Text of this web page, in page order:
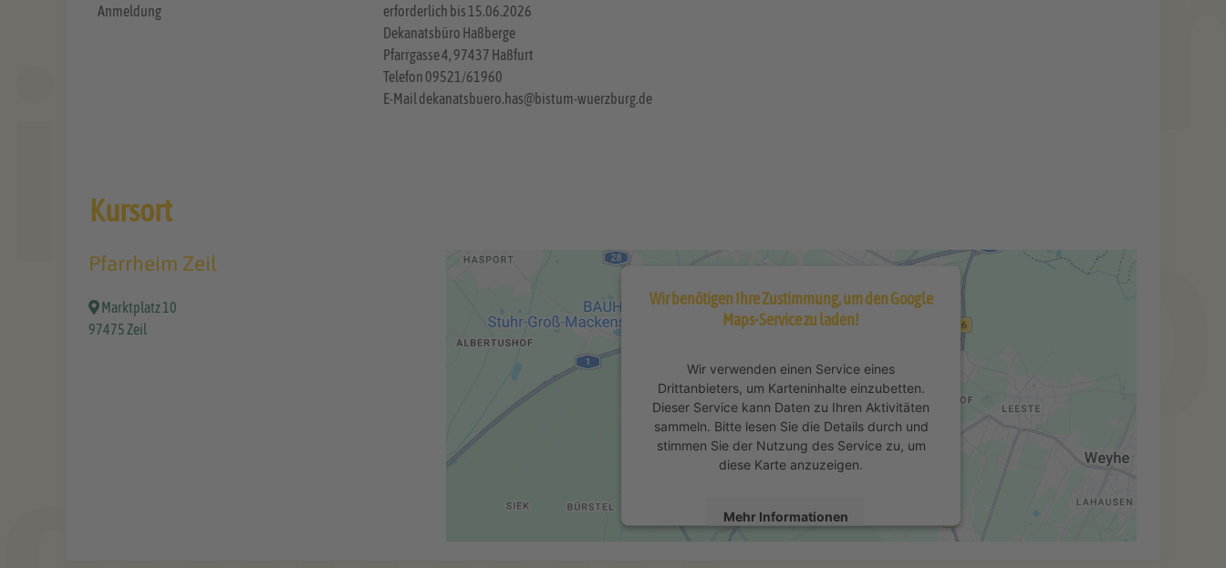
Anmeldung
erforderlich bis 15.06.2026
Dekanatsbüro Haßberge
Pfarrgasse 4, 97437 Haßfurt
Telefon 09521/61960
E-Mail dekanatsbuero.has@bistum-wuerzburg.de
Kursort
Pfarrheim Zeil
Marktplatz 10
97475 Zeil
Wir benötigen Ihre Zustimmung, um den Google
Maps-Service zu laden!
Wir verwenden einen Service eines
Drittanbieters, um Karteninhalte einzubetten.
Dieser Service kann Daten zu Ihren Aktivitäten
sammeln. Bitte lesen Sie die Details durch und
stimmen Sie der Nutzung des Service zu, um
diese Karte anzuzeigen.
Mehr Informationen